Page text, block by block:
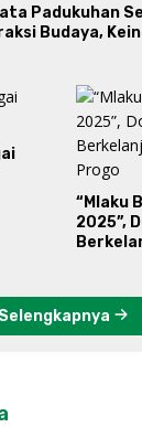
Padukuhan
Budaya,
“Mlaku
2025”,
Selengkapnya